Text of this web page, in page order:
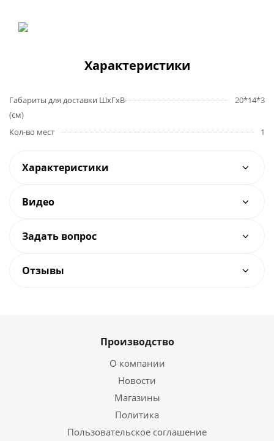
Характеристики
Габариты для доставки ШхГхВ
(см)
20*14*3
Кол-во мест 1
Характеристики
Видео
Задать вопрос
Отзывы
Производство
О компании
Новости
Магазины
Политика
Пользовательское соглашение